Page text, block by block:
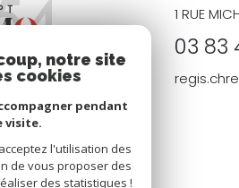
1 RUE
03 83
notre site
cookies
pendant
visite.
l'utilisation des
de vous proposer des
des statistiques !